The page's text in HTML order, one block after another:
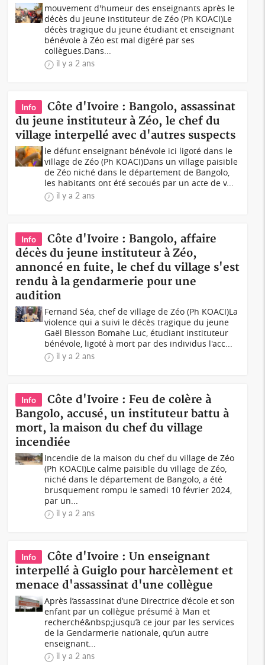
mouvement d'humeur des enseignants après le
décès du jeune instituteur de Zéo (Ph KOACI)Le
décès tragique du jeune étudiant et enseignant
bénévole à Zéo est mal digéré par ses
collègues.Dans...
il y a 2 ans
Info
Côte d'Ivoire : Bangolo, assassinat
du jeune instituteur à Zéo, le chef du
village interpellé avec d'autres suspects
le défunt enseignant bénévole ici ligoté dans le
village de Zéo (Ph KOACI)Dans un village paisible
de Zéo niché dans le département de Bangolo,
les habitants ont été secoués par un acte de v...
il y a 2 ans
Info
Côte d'Ivoire : Bangolo, affaire
décès du jeune instituteur à Zéo,
annoncé en fuite, le chef du village s'est
rendu à la gendarmerie pour une
audition
Fernand Séa, chef de village de Zéo (Ph KOACI)La
violence qui a suivi le décès tragique du jeune
Gaël Blesson Bomahe Luc, étudiant instituteur
bénévole, ligoté à mort par des individus l'acc...
il y a 2 ans
Info
Côte d'Ivoire : Feu de colère à
Bangolo, accusé, un instituteur battu à
mort, la maison du chef du village
incendiée
Incendie de la maison du chef du village de Zéo
(Ph KOACI)Le calme paisible du village de Zéo,
niché dans le département de Bangolo, a été
brusquement rompu le samedi 10 février 2024,
par un...
il y a 2 ans
Info
Côte d'Ivoire : Un enseignant
interpellé à Guiglo pour harcèlement et
menace d'assassinat d'une collègue
Après l’assassinat d’une Directrice d’école et son
enfant par un collègue présumé à Man et
recherché&nbsp;jusqu’à ce jour par les services
de la Gendarmerie nationale, qu’un autre
enseignant...
il y a 2 ans